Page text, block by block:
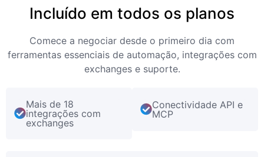
Incluído em todos os planos
Comece a negociar desde o primeiro dia com
ferramentas essenciais de automação, integrações com
exchanges e suporte.
Mais de 18
integrações com
exchanges
Conectividade API e
MCP